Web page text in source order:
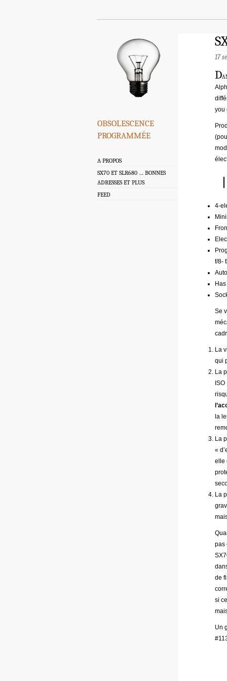
obsolescence
programmée
A PROPOS
SX70 ET SLR680 … BONNES
ADRESSES ET PLUS
FEED
17
D
you
4-
f/8-
Se
La
qui
La
la
La
«
elle
La
pas
de
si
Un